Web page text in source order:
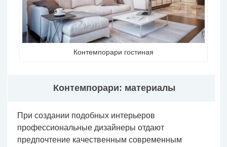
Контемпорари гостиная
Контемпорари: материалы
При создании подобных интерьеров
профессиональные дизайнеры отдают
предпочтение качественным современным